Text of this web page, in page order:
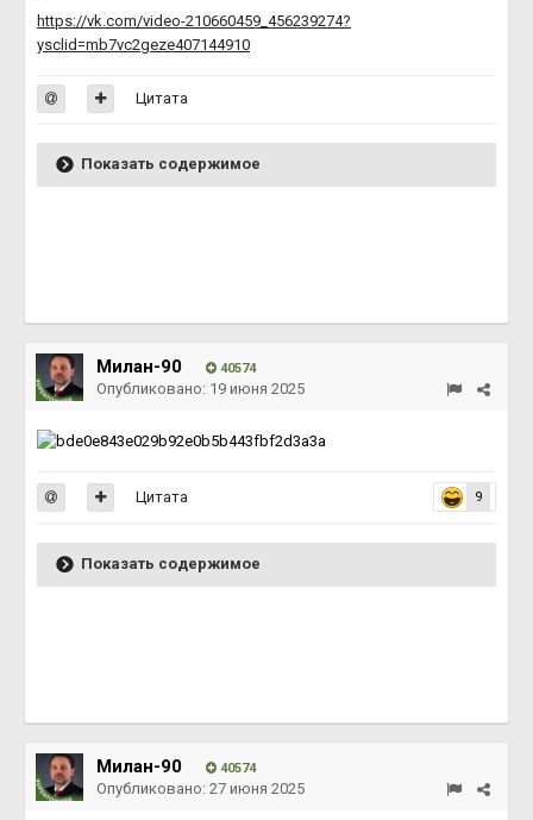
https://vk.com/video-210660459_456239274?
ysclid=mb7vc2geze407144910
Цитата
Показать содержимое
Милан-90 40574
Опубликовано: 19 июня 2025
9
Цитата
Показать содержимое
Милан-90 40574
Опубликовано: 27 июня 2025